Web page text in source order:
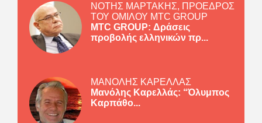
ΝΟΤΗΣ ΜΑΡΤΑΚΗΣ, ΠΡΟΕΔΡΟΣ
ΤΟΥ ΟΜΙΛΟΥ MTC GROUP
MTC GROUP: Δράσεις
προβολής ελληνικών πρ...
ΜΑΝΟΛΗΣ ΚΑΡΕΛΛΑΣ
Μανόλης Καρελλάς: “Όλυμπος
Καρπάθο...